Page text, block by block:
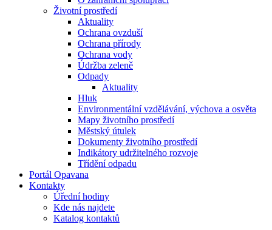
Životní prostředí
Aktuality
Ochrana ovzduší
Ochrana přírody
Ochrana vody
Údržba zeleně
Odpady
Aktuality
Hluk
Environmentální vzdělávání, výchova a osvěta
Mapy životního prostředí
Městský útulek
Dokumenty životního prostředí
Indikátory udržitelného rozvoje
Třídění odpadu
Portál Opavana
Kontakty
Úřední hodiny
Kde nás najdete
Katalog kontaktů